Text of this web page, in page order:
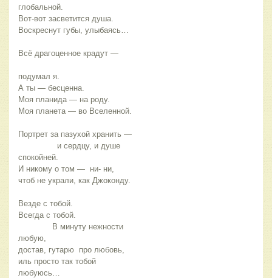
глобальной.
Вот-вот засветится душа.
Воскреснут губы, улыбаясь…
Всё драгоценное крадут —
подумал я.
А ты — бесценна.
Моя планида — на роду.
Моя планета — во Вселенной.
Портрет за пазухой хранить —
спокойней.
И никому о том —  ни- ни,
чтоб не украли, как Джоконду.
Везде с тобой.
Всегда с тобой.
любую,
достав, гутарю  про любовь,
иль просто так тобой
любуюсь…